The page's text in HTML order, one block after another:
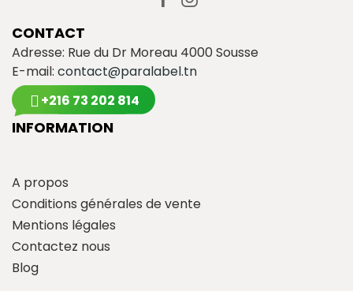
CONTACT
Adresse: Rue du Dr Moreau 4000 Sousse
E-mail: contact@paralabel.tn
+216 73 202 814
INFORMATION
A propos
Conditions générales de vente
Mentions légales
Contactez nous
Blog